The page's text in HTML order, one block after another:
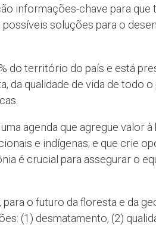
informações-chave para que
soluções para o
do território do país e está
qualidade de vida de todo o
agenda que agregue valor à
e indígenas; e que crie
é crucial para assegurar o
o futuro da floresta e da
(1) desmatamento, (2)